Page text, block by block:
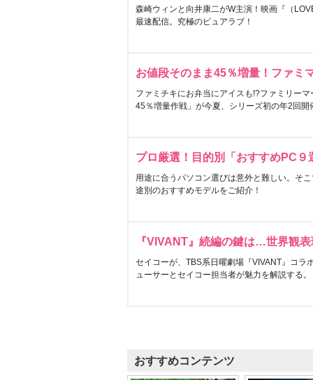
森崎ウィンと向井康二がW主演！映画『（
最速配信。究極のピュアラブ！
お値段そのまま45％増量！ファミ
ファミチキにお弁当にアイスも!?ファミリー
45％増量作戦」が今夏、シリーズ初の年2回開
プロ厳選！目的別「おすすめPC９
用途に合うパソコン選びは意外と難しい。そ
途別のおすすめモデルをご紹介！
『VIVANT』続編の鍵は…世界観
セイコーが、TBS系日曜劇場『VIVANT』コラ
ューサーとセイコー担当者が魅力を解説する。
おすすめコンテンツ